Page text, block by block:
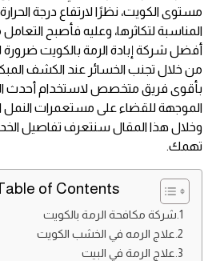
مستوى الكويت، نظرًا لارتفاع درجة
المناسبة لتكاثرها، وعليه فأصبح
أفضل شركة إبادة الرمة بالكويت
من خلال تجنب الخسائر عند الكشف
بأقوى فريق متخصص لاستخدام أحدث
الموجهة للقضاء على مستعمرات النمل
وخلال هذا المقال سنتعرف تفاصيل
تهمك.
of Contents
شركة مكافحة الرمة بالكويت
علاج الرمه في الخشب الكويت
علاج الرمة في البيت